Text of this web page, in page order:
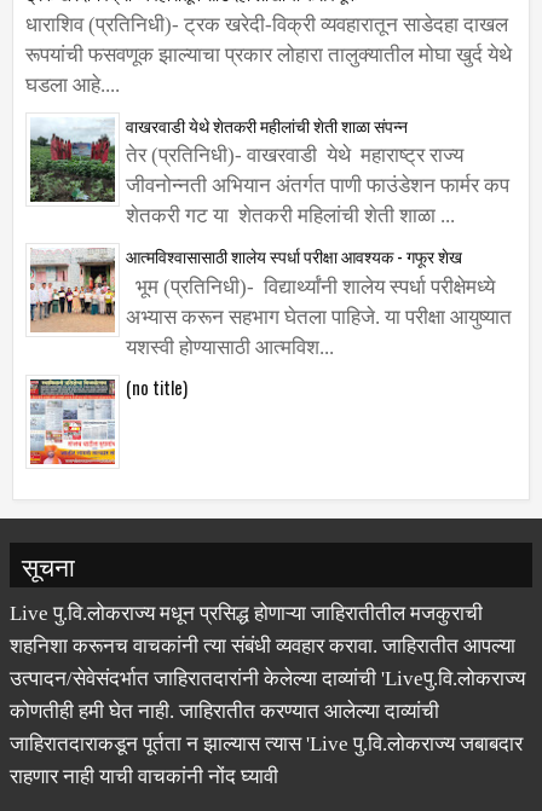
धाराशिव (प्रतिनिधी)- ट्रक खरेदी-विक्री व्यवहारातून साडेदहा दाखल
रूपयांची फसवणूक झाल्याचा प्रकार लोहारा तालुक्यातील मोघा खुर्द येथे
घडला आहे....
वाखरवाडी येथे शेतकरी महीलांची शेती शाळा संपन्न
तेर (प्रतिनिधी)- वाखरवाडी येथे महाराष्ट्र राज्य
जीवनोन्नती अभियान अंतर्गत पाणी फाउंडेशन फार्मर कप
शेतकरी गट या शेतकरी महिलांची शेती शाळा ...
आत्मविश्वासासाठी शालेय स्पर्धा परीक्षा आवश्यक - गफूर शेख
भूम (प्रतिनिधी)- विद्यार्थ्यांनी शालेय स्पर्धा परीक्षेमध्ये
अभ्यास करून सहभाग घेतला पाहिजे. या परीक्षा आयुष्यात
यशस्वी होण्यासाठी आत्मविश...
(no title)
सूचना
Live पु.वि.लोकराज्य मधून प्रसिद्ध होणाऱ्या जाहिरातीतील मजकुराची
शहनिशा करूनच वाचकांनी त्या संबंधी व्यवहार करावा. जाहिरातीत आपल्या
उत्पादन/सेवेसंदर्भात जाहिरातदारांनी केलेल्या दाव्यांची 'Liveपु.वि.लोकराज्य
कोणतीही हमी घेत नाही. जाहिरातीत करण्यात आलेल्या दाव्यांची
जाहिरातदाराकडून पूर्तता न झाल्यास त्यास 'Live पु.वि.लोकराज्य जबाबदार
राहणार नाही याची वाचकांनी नोंद घ्यावी